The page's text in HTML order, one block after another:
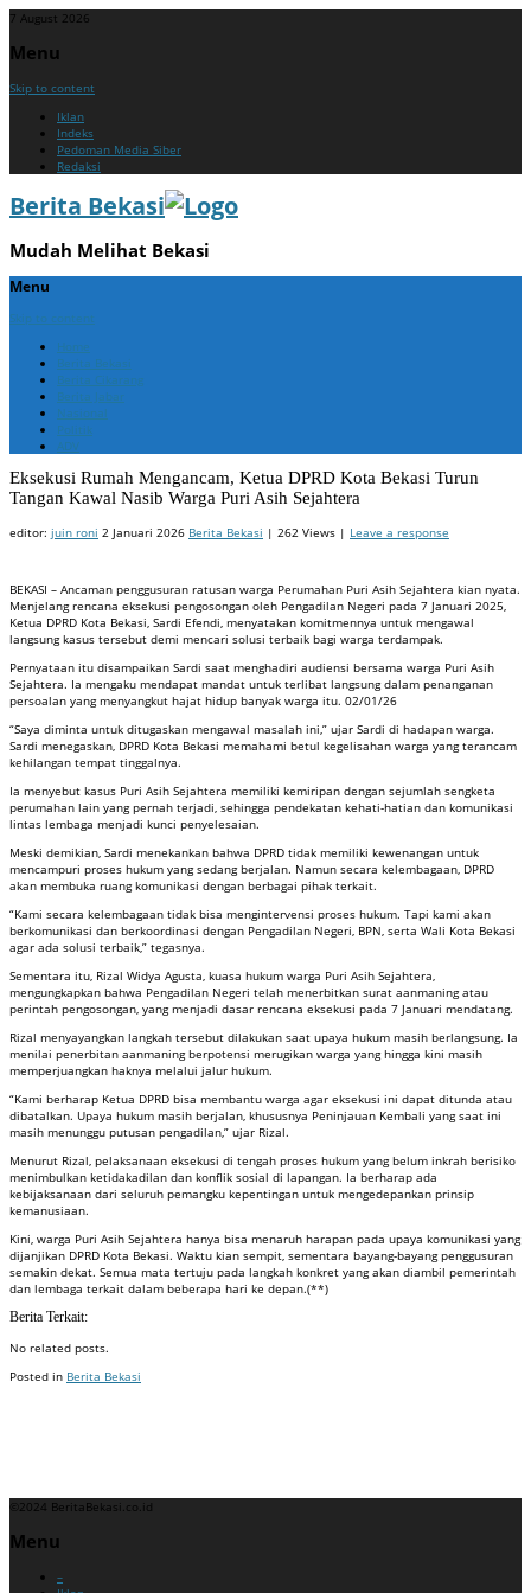
7 August 2026
Menu
Skip to content
Iklan
Indeks
Pedoman Media Siber
Redaksi
Berita Bekasi
Mudah Melihat Bekasi
Menu
Skip to content
Home
Berita Bekasi
Berita Cikarang
Berita Jabar
Nasional
Politik
ADV
Eksekusi Rumah Mengancam, Ketua DPRD Kota Bekasi Turun
Tangan Kawal Nasib Warga Puri Asih Sejahtera
editor: juin roni 2 Januari 2026 Berita Bekasi | 262 Views | Leave a response
BEKASI – Ancaman penggusuran ratusan warga Perumahan Puri Asih Sejahtera kian nyata.
Menjelang rencana eksekusi pengosongan oleh Pengadilan Negeri pada 7 Januari 2025,
Ketua DPRD Kota Bekasi, Sardi Efendi, menyatakan komitmennya untuk mengawal
langsung kasus tersebut demi mencari solusi terbaik bagi warga terdampak.
Pernyataan itu disampaikan Sardi saat menghadiri audiensi bersama warga Puri Asih
Sejahtera. Ia mengaku mendapat mandat untuk terlibat langsung dalam penanganan
persoalan yang menyangkut hajat hidup banyak warga itu. 02/01/26
“Saya diminta untuk ditugaskan mengawal masalah ini,” ujar Sardi di hadapan warga.
Sardi menegaskan, DPRD Kota Bekasi memahami betul kegelisahan warga yang terancam
kehilangan tempat tinggalnya.
Ia menyebut kasus Puri Asih Sejahtera memiliki kemiripan dengan sejumlah sengketa
perumahan lain yang pernah terjadi, sehingga pendekatan kehati-hatian dan komunikasi
lintas lembaga menjadi kunci penyelesaian.
Meski demikian, Sardi menekankan bahwa DPRD tidak memiliki kewenangan untuk
mencampuri proses hukum yang sedang berjalan. Namun secara kelembagaan, DPRD
akan membuka ruang komunikasi dengan berbagai pihak terkait.
“Kami secara kelembagaan tidak bisa mengintervensi proses hukum. Tapi kami akan
berkomunikasi dan berkoordinasi dengan Pengadilan Negeri, BPN, serta Wali Kota Bekasi
agar ada solusi terbaik,” tegasnya.
Sementara itu, Rizal Widya Agusta, kuasa hukum warga Puri Asih Sejahtera,
mengungkapkan bahwa Pengadilan Negeri telah menerbitkan surat aanmaning atau
perintah pengosongan, yang menjadi dasar rencana eksekusi pada 7 Januari mendatang.
Rizal menyayangkan langkah tersebut dilakukan saat upaya hukum masih berlangsung. Ia
menilai penerbitan aanmaning berpotensi merugikan warga yang hingga kini masih
memperjuangkan haknya melalui jalur hukum.
“Kami berharap Ketua DPRD bisa membantu warga agar eksekusi ini dapat ditunda atau
dibatalkan. Upaya hukum masih berjalan, khususnya Peninjauan Kembali yang saat ini
masih menunggu putusan pengadilan,” ujar Rizal.
Menurut Rizal, pelaksanaan eksekusi di tengah proses hukum yang belum inkrah berisiko
menimbulkan ketidakadilan dan konflik sosial di lapangan. Ia berharap ada
kebijaksanaan dari seluruh pemangku kepentingan untuk mengedepankan prinsip
kemanusiaan.
Kini, warga Puri Asih Sejahtera hanya bisa menaruh harapan pada upaya komunikasi yang
dijanjikan DPRD Kota Bekasi. Waktu kian sempit, sementara bayang-bayang penggusuran
semakin dekat. Semua mata tertuju pada langkah konkret yang akan diambil pemerintah
dan lembaga terkait dalam beberapa hari ke depan.(**)
Berita Terkait:
No related posts.
Posted in Berita Bekasi
©2024 BeritaBekasi.co.id
Menu
–